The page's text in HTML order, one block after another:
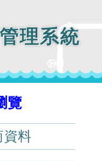
理系統
覽
資料